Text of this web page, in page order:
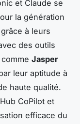
et Claude se
la génération
à leurs
des outils
comme Jasper
leur aptitude à
haute qualité.
CoPilot et
efficace du